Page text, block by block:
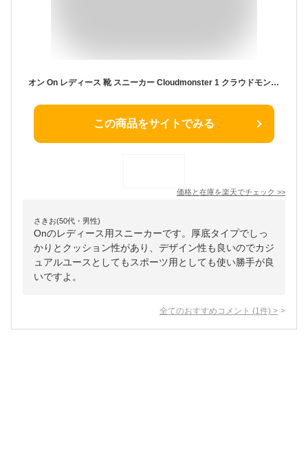
オン On レディース 靴 スニーカー Cloudmonster 1 クラウドモンスター 1 ランニング トレーニング 最大級 クッション
この商品をサイトでみる
価格と在庫を楽天でチェック >>
さきお(50代・男性)
Onのレディース用スニーカーです。厚底タイプでしっ
かりとクッション性があり、デザイン性も良いのでカジ
ュアルユースとしてもスポーツ用としても使い勝手が良
いですよ。
全てのおすすめコメント (1 件) >